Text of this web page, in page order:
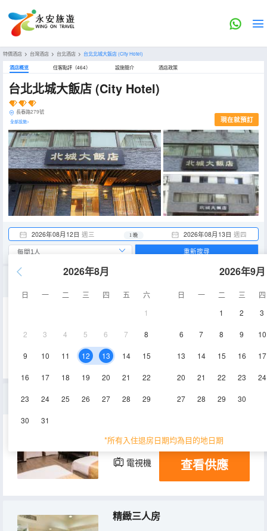
特價酒店 > 台灣酒店 > 台北酒店 > 台北北城大飯店(City Hotel)
酒店概览 住客點評（464） 設施簡介 酒店政策
台北北城大飯店 (City Hotel)
長春路279號
全部設施> 現在就預訂
2026年08月12日 週三 2026年08月13日 週四
1 晚
2026年8月
日 一 二 三 四 五
六
1
2 3 4 5 6 7 8
9 10 11 12 13 14 15
16 17 18 19 20 21 22
23 24 25 26 27 28 29
30 31
2026年9月
日 一 二 三
四
1
2 3
6 7 8 9 10
13 14 15 16 17
20 21 22 23 24
27 28 29 30
*所有入住退房日期均為目的地日期
重新搜尋
電視機
精緻四人房
34.7㎡ 2-10層
電視機 冰箱
查看供應
精緻三人房